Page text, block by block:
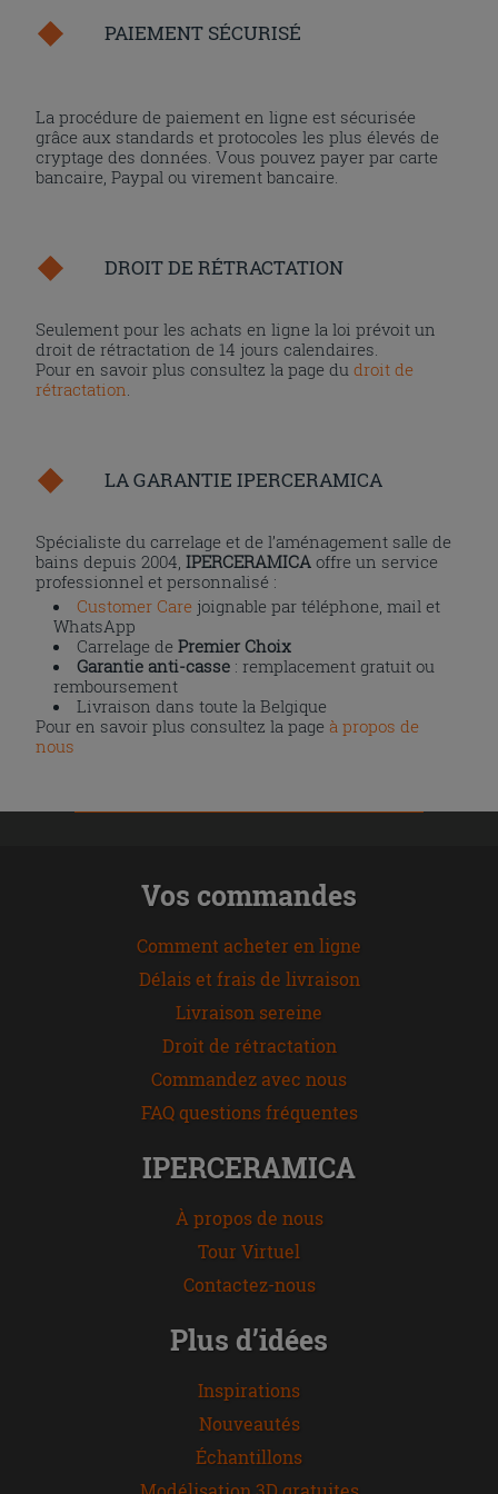
PAIEMENT SÉCURISÉ
La procédure de paiement en ligne est sécurisée
grâce aux standards et protocoles les plus élevés de
cryptage des données. Vous pouvez payer par carte
bancaire, Paypal ou virement bancaire.
DROIT DE RÉTRACTATION
Seulement pour les achats en ligne la loi prévoit un
droit de rétractation de 14 jours calendaires.
Pour en savoir plus consultez la page dudroit de
rétractation
LA GARANTIE IPERCERAMICA
Spécialiste du carrelage et de l’aménagement salle de
bains depuis 2004,IPERCERAMICA offre un service
professionnel et personnalisé :
Customer Care joignable par téléphone, mail et
WhatsApp
Carrelage dePremier Choix
Garantie anti-casse : remplacement gratuit ou
remboursement
Livraison dans toute la Belgique
Pour en savoir plus consultez la page à propos de
nous
Vos commandes
Comment acheter en ligne
Délais et frais de livraison
Livraison sereine
Droit de rétractation
Commandez avec nous
FAQ questions fréquentes
IPERCERAMICA
À propos de nous
Tour Virtuel
Contactez-nous
Plus d’idées
Inspirations
Nouveautés
Échantillons